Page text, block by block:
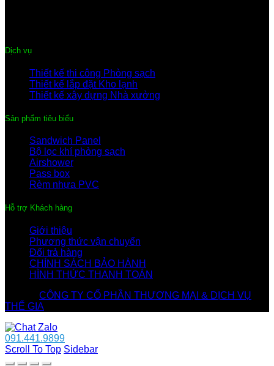
Dịch vụ
Thiết kế thi công Phòng sạch
Thiết kế lắp đặt Kho lạnh
Thiết kế xây dựng Nhà xưởng
Sản phẩm tiêu biểu
Sandwich Panel
Bộ lọc khí phòng sạch
Airshower
Pass box
Rèm nhựa PVC
Hỗ trợ Khách hàng
Giới thiệu
Phương thức vận chuyển
Đổi trả hàng
CHÍNH SÁCH BẢO HÀNH
HÌNH THỨC THANH TOÁN
CÔNG TY CỔ PHẦN THƯƠNG MẠI & DỊCH VỤ
THẾ GIA
091.441.9899
Scroll To Top Sidebar